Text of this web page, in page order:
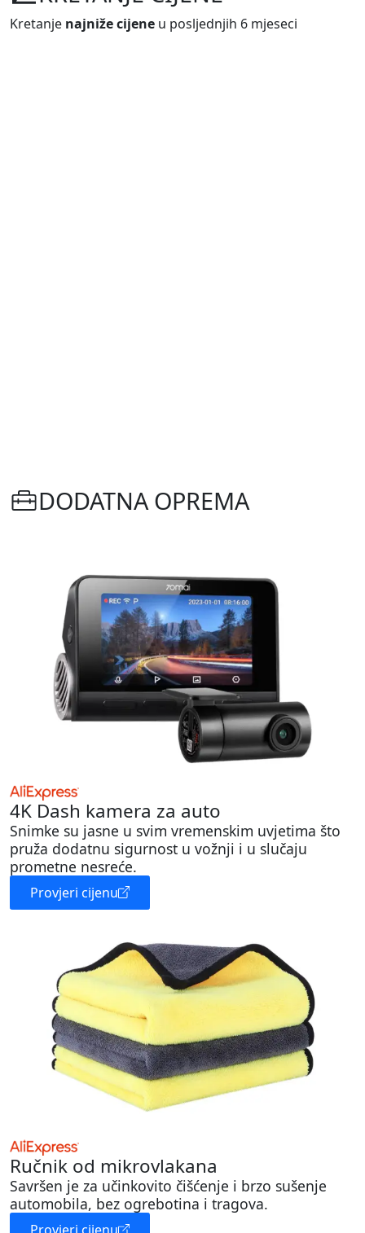
Kretanje najniže cijene u posljednjih 6 mjeseci
DODATNA OPREMA
4K Dash kamera za auto
Snimke su jasne u svim vremenskim uvjetima što
pruža dodatnu sigurnost u vožnji i u slučaju
prometne nesreće.
Provjeri cijenu
Ručnik od mikrovlakana
Savršen je za učinkovito čišćenje i brzo sušenje
automobila, bez ogrebotina i tragova.